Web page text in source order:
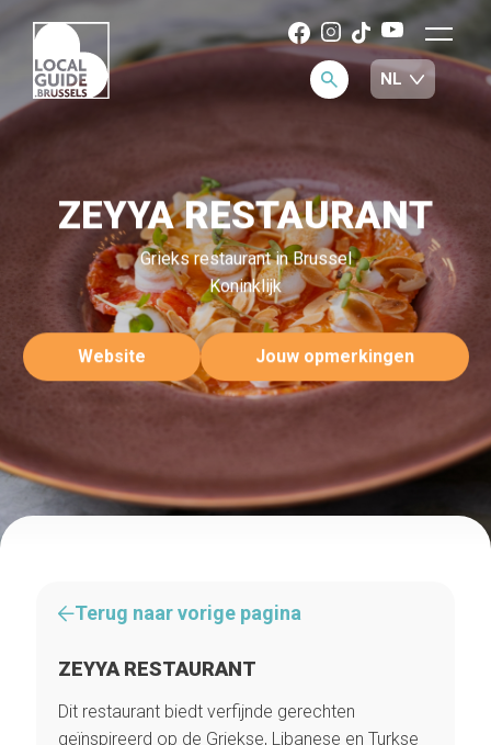
ZEYYA RESTAURANT
Grieks restaurant in Brussel
Koninklijk
Website Jouw opmerkingen
Terug naar vorige pagina
ZEYYA RESTAURANT
Dit restaurant biedt verfijnde gerechten
geïnspireerd op de Griekse, Libanese en Turkse